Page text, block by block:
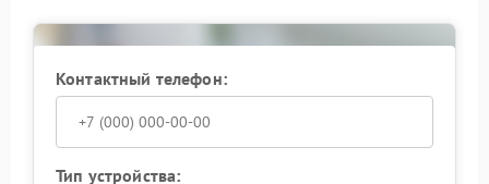
Контактный телефон:
Тип устройства: